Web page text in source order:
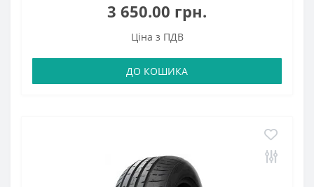
3 650.00 грн.
Ціна з ПДВ
ДО КОШИКА